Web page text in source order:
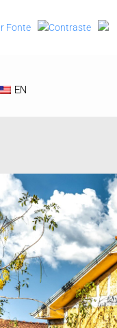
EN